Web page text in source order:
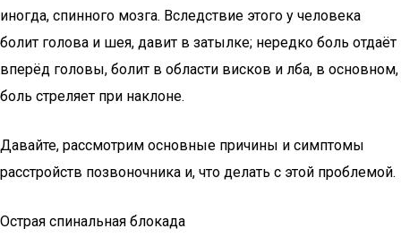
иногда, спинного мозга. Вследствие этого у человека
болит голова и шея, давит в затылке; нередко боль отдаёт
вперёд головы, болит в области висков и лба, в основном,
боль стреляет при наклоне.
Давайте, рассмотрим основные причины и симптомы
расстройств позвоночника и, что делать с этой проблемой.
Острая спинальная блокада